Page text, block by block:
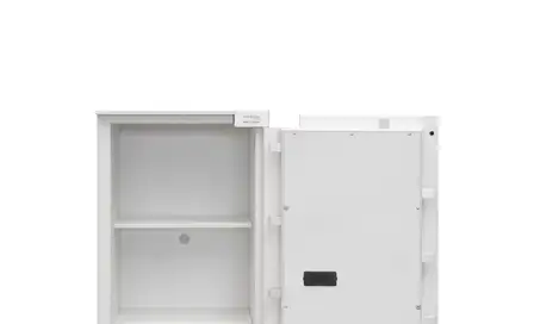
BRANDSIKRE BATTERISKABE
VÅBENSKABE
MEDICINSKABE TIL PLEJEHJEM/BOSTEDER